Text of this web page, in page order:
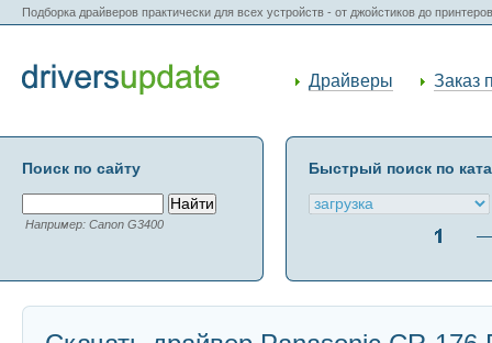
Подборка драйверов практически для всех устройств - от джойстиков до
Драйверы Заказ
Поиск по сайту
Например: Canon G3400
Быстрый поиск по